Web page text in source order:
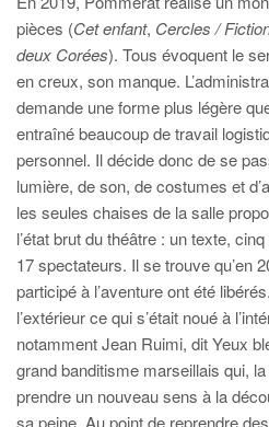
pièces (Cet enfant, Cercles /
deux Corées). Tous évoquent le
en creux, son manque.
demande une forme plus légère
entraîné beaucoup de travail
personnel. Il décide donc de se
lumière, de son, de costumes et
les seules chaises de la salle
l’état brut du théâtre : un texte,
17 spectateurs. Il se trouve qu’en
participé à l’aventure ont été
l’extérieur ce qui s’était noué à
notamment Jean Ruimi, dit Yeux
grand banditisme marseillais qui,
prendre un nouveau sens à la
sa peine. Au point de reprendre